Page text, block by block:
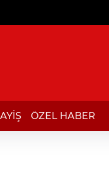
ÖZEL HABER